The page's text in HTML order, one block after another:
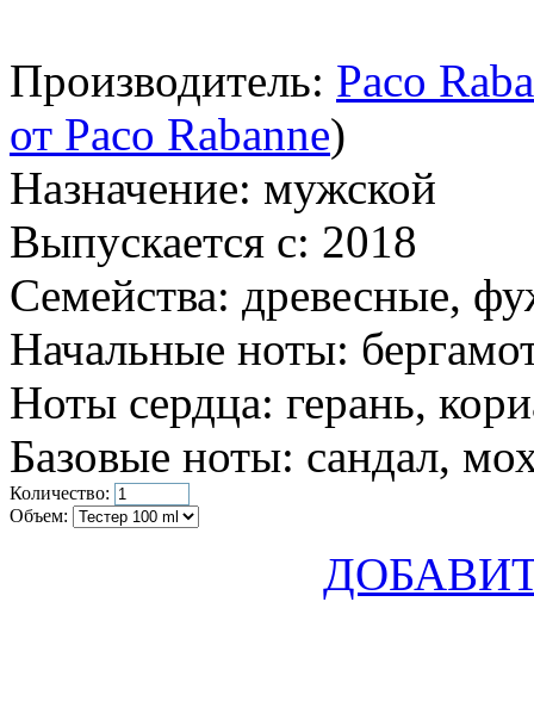
Производитель: Paco
от Paco Rabanne)
Назначение: мужской
Выпускается с: 2018
Семейства: древесные,
Начальные ноты:
Ноты сердца: герань,
Базовые ноты: сандал,
Количество:
Объем: